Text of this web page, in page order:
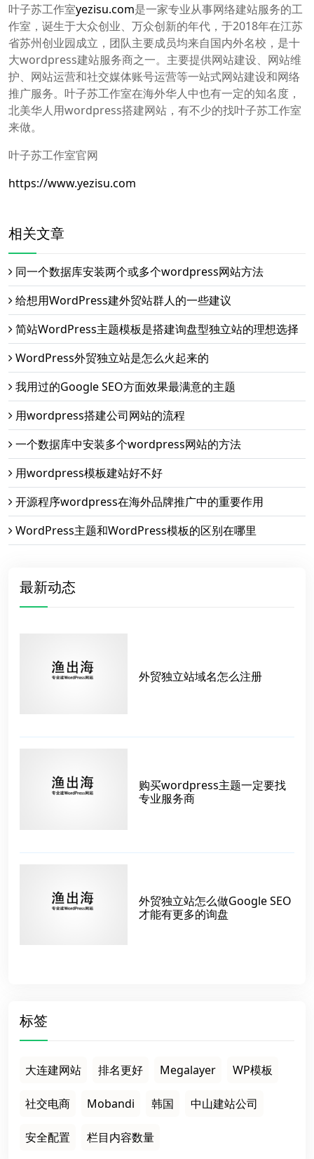
叶子苏工作室yezisu.com是一家专业从事网络建站服务的工
作室，诞生于大众创业、万众创新的年代，于2018年在江苏
省苏州创业园成立，团队主要成员均来自国内外名校，是十
大wordpress建站服务商之一。主要提供网站建设、网站维
护、网站运营和社交媒体账号运营等一站式网站建设和网络
推广服务。叶子苏工作室在海外华人中也有一定的知名度，
北美华人用wordpress搭建网站，有不少的找叶子苏工作室
来做。
叶子苏工作室官网
https://www.yezisu.com
相关文章
同一个数据库安装两个或多个wordpress网站方法
给想用WordPress建外贸站群人的一些建议
简站WordPress主题模板是搭建询盘型独立站的理想选择
WordPress外贸独立站是怎么火起来的
我用过的Google SEO方面效果最满意的主题
用wordpress搭建公司网站的流程
一个数据库中安装多个wordpress网站的方法
用wordpress模板建站好不好
开源程序wordpress在海外品牌推广中的重要作用
WordPress主题和WordPress模板的区别在哪里
最新动态
外贸独立站域名怎么注册
购买wordpress主题一定要找
专业服务商
外贸独立站怎么做Google SEO
才能有更多的询盘
标签
大连建网站 排名更好 Megalayer WP模板
社交电商 Mobandi 韩国 中山建站公司
安全配置 栏目内容数量